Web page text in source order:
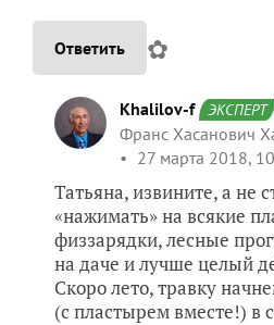
Ответить ✿
Khalilov-f ЭКСПЕРТ
Франс Хасанович
27 марта 2018,
Татьяна, извините, а не
«нажимать» на всякие
физзарядки, лесные
на даче и лучше целый
Скоро лето, травку
(с пластырем вместе!) в